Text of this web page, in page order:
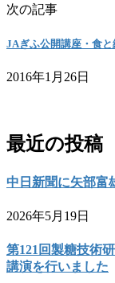
次の記事
JAぎふ公開講座・食
2016年1月26日
最近の投稿
中日新聞に矢部富
2026年5月19日
第121回製糖技術
講演を行いました